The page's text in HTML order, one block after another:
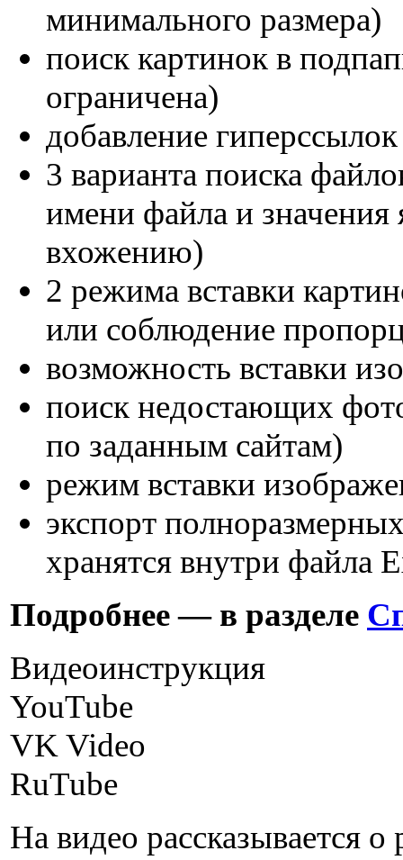
минимального размера)
поиск картинок в
ограничена)
добавление
3 варианта поиска
имени файла и
вхожению)
2 режима вставки
или соблюдение
возможность вставки
поиск недостающих
по заданным сайтам)
режим вставки
экспорт
хранятся внутри файла
Подробнее — в разделе
Видеоинструкция
YouTube
VK Video
RuTube
На видео рассказывается